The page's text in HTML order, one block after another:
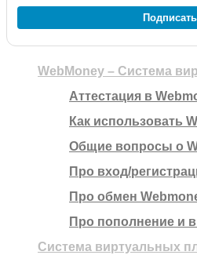
WebMoney – Система
Аттестация в
Как использовать
Общие вопросы о
Про вход/
Про обмен
Про пополнение и
Система виртуальных